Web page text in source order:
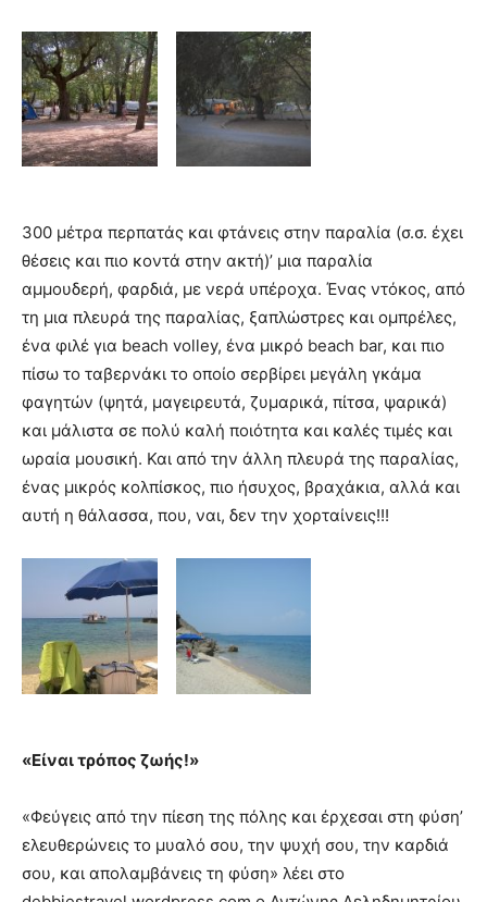
300 μέτρα περπατάς και φτάνεις στην παραλία (σ.σ. έχει
θέσεις και πιο κοντά στην ακτή)’ μια παραλία
αμμουδερή, φαρδιά, με νερά υπέροχα. Ένας ντόκος, από
τη μια πλευρά της παραλίας, ξαπλώστρες και ομπρέλες,
ένα φιλέ για beach volley, ένα μικρό beach bar, και πιο
πίσω το ταβερνάκι το οποίο σερβίρει μεγάλη γκάμα
φαγητών (ψητά, μαγειρευτά, ζυμαρικά, πίτσα, ψαρικά)
και μάλιστα σε πολύ καλή ποιότητα και καλές τιμές και
ωραία μουσική. Και από την άλλη πλευρά της παραλίας,
ένας μικρός κολπίσκος, πιο ήσυχος, βραχάκια, αλλά και
αυτή η θάλασσα, που, ναι, δεν την χορταίνεις!!!
«Είναι τρόπος ζωής!»
«Φεύγεις από την πίεση της πόλης και έρχεσαι στη φύση’
ελευθερώνεις το μυαλό σου, την ψυχή σου, την καρδιά
σου, και απολαμβάνεις τη φύση» λέει στο